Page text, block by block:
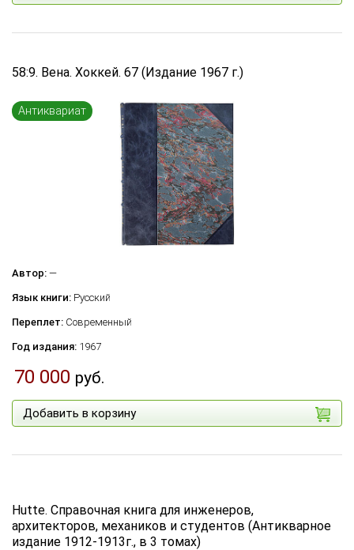
Ценные бумаги (акции, облигации)
Экономика и финансы
Юмор
58:9. Вена. Хоккей. 67 (Издание 1967 г.)
Антиквариат
Автор: —
Язык книги: Русский
Переплет: Современный
Год издания: 1967
70 000 руб.
Добавить в корзину
Hutte. Справочная книга для инженеров,
архитекторов, механиков и студентов (Антикварное
издание 1912-1913г., в 3 томах)